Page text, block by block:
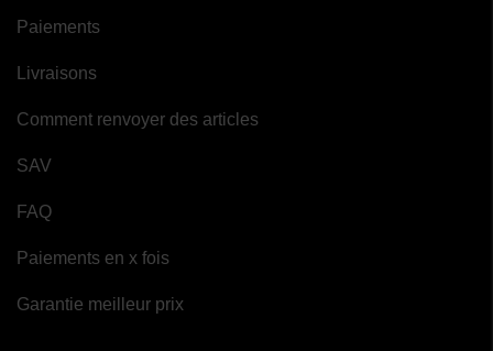
Paiements
Livraisons
Comment renvoyer des articles
SAV
FAQ
Paiements en x fois
Garantie meilleur prix